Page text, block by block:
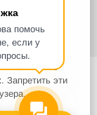
помочь
если у
и не является
статьи 437
и
доставки может
с
для
и сервиса
Политики в
. Запретить эти